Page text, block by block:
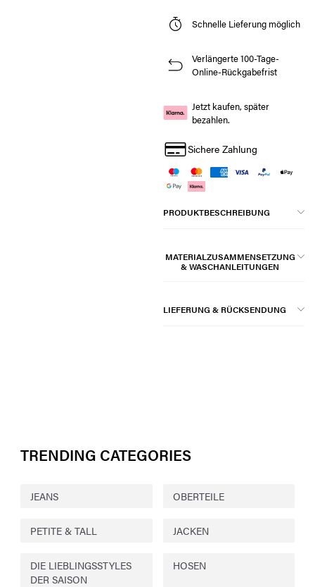
Schnelle Lieferung möglich
Verlängerte 100-Tage-
Online-Rückgabefrist
Jetzt kaufen, später
bezahlen.
Sichere Zahlung
PRODUKTBESCHREIBUNG
MATERIALZUSAMMENSETZUNG
& WASCHANLEITUNGEN
LIEFERUNG & RÜCKSENDUNG
TRENDING CATEGORIES
JEANS OBERTEILE
PETITE & TALL JACKEN
DIE LIEBLINGSSTYLES
DER SAISON
HOSEN